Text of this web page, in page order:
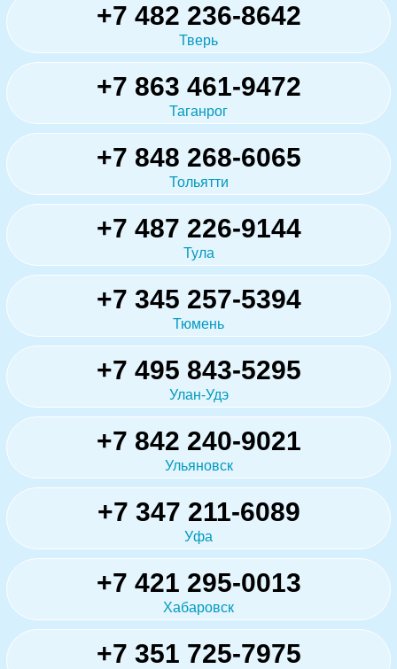
+7 482 236-8642
Тверь
+7 863 461-9472
Таганрог
+7 848 268-6065
Тольятти
+7 487 226-9144
Тула
+7 345 257-5394
Тюмень
+7 495 843-5295
Улан-Удэ
+7 842 240-9021
Ульяновск
+7 347 211-6089
Уфа
+7 421 295-0013
Хабаровск
+7 351 725-7975